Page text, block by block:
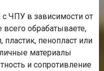
ЧПУ в зависимости от
обрабатываете,
пенопласт или
материалы
и сопротивление